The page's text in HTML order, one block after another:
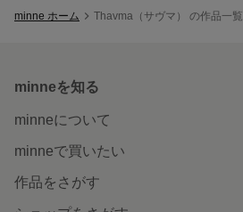
minne ホーム Thavma（サヴマ） の作品一覧
minneを知る
minneについて
minneで買いたい
作品をさがす